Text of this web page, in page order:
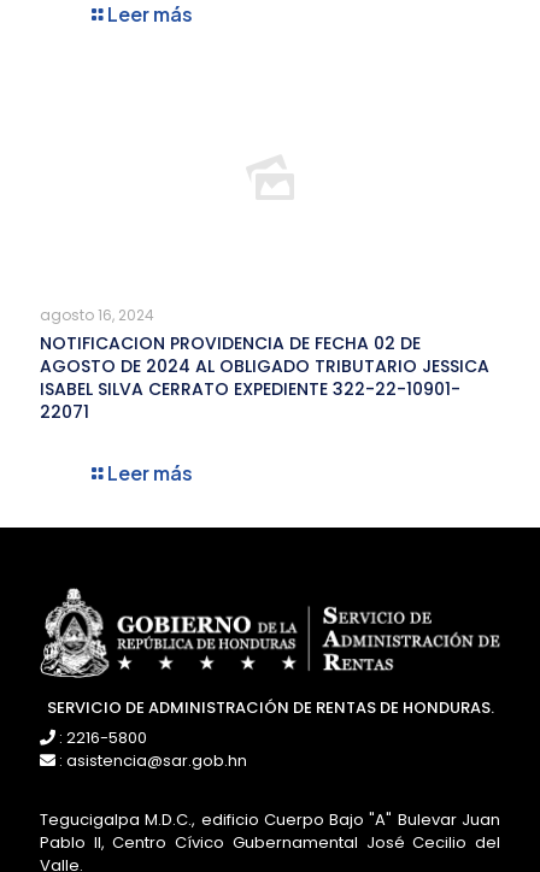
Leer más
agosto 16, 2024
NOTIFICACION PROVIDENCIA DE FECHA 02 DE
AGOSTO DE 2024 AL OBLIGADO TRIBUTARIO JESSICA
ISABEL SILVA CERRATO EXPEDIENTE 322-22-10901-
22071
Leer más
SERVICIO DE ADMINISTRACIÓN DE RENTAS DE HONDURAS.
: 2216-5800
: asistencia@sar.gob.hn
Tegucigalpa M.D.C., edificio Cuerpo Bajo "A" Bulevar Juan
Pablo II, Centro Cívico Gubernamental José Cecilio del
Valle.